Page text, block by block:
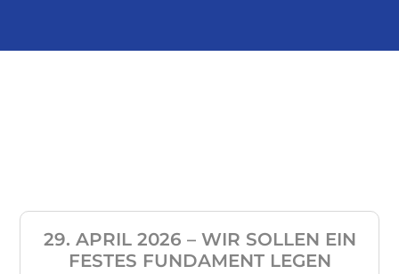
29. APRIL 2026 – WIR SOLLEN EIN
FESTES FUNDAMENT LEGEN